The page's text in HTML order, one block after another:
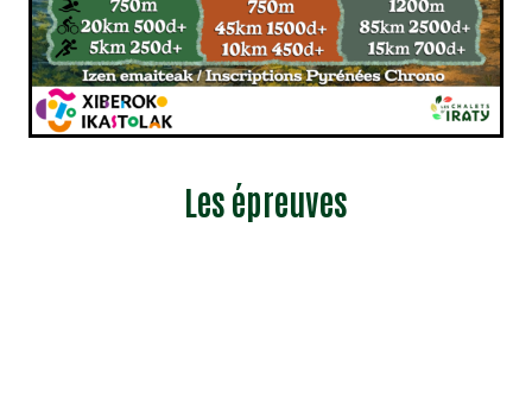
Les épreuves